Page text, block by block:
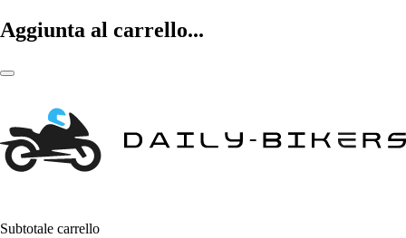
Aggiunta al carrello...
Subtotale carrello